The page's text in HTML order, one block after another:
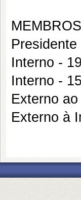
Interno -
Interno -
Externo
Externo à